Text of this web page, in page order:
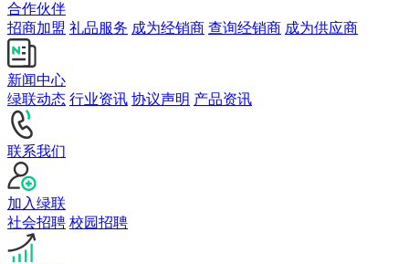
合作伙伴
招商加盟 礼品服务 成为经销商 查询经销商 成为供应商
新闻中心
绿联动态 行业资讯 协议声明 产品资讯
联系我们
加入绿联
社会招聘 校园招聘